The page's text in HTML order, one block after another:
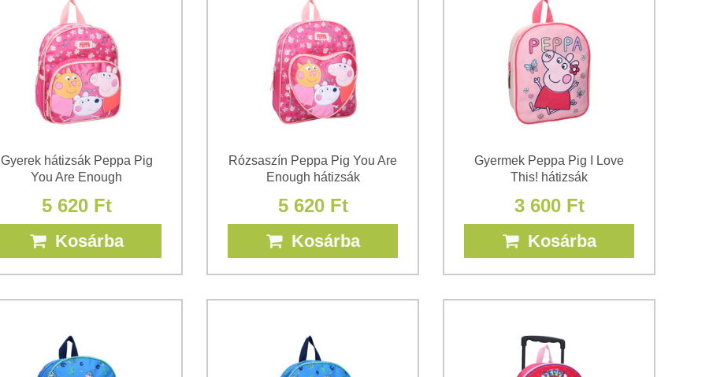
Gyerek hátizsák Peppa Pig
You Are Enough
5 620 Ft
Kosárba
Rózsaszín Peppa Pig You Are
Enough hátizsák
5 620 Ft
Kosárba
Gyermek Peppa Pig I Love
This! hátizsák
3 600 Ft
Kosárba